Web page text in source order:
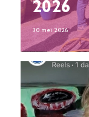
2026
30 mei 2026